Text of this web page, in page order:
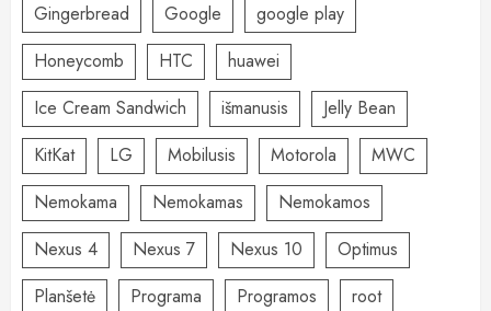
Gingerbread
Google
google play
Honeycomb
HTC
huawei
Ice Cream Sandwich
išmanusis
Jelly Bean
KitKat
LG Mobilusis Motorola
MWC
Nemokama
Nemokamas
Nemokamos
Nexus 4
Nexus 7 Nexus 10
Optimus
Planšetė
Programa Programos
root